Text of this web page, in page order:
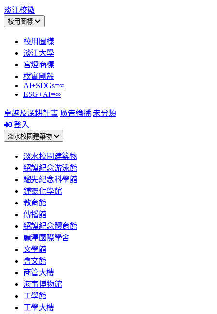
淡江校徽
校用圖樣
校用圖樣
淡江大學
宮燈商標
樸實剛毅
AI+SDGs=∞
ESG+AI=∞
卓越及深耕計畫 廣告輪播 未分類
登入
淡水校園建築物
淡水校園建築物
紹謨紀念游泳館
騮先紀念科學館
鍾靈化學館
教育館
傳播館
紹謨紀念體育館
麗澤國際學舍
文學館
會文館
商管大樓
海事博物館
工學館
工學大樓